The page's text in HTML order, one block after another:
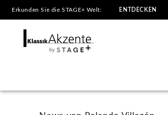
Rolando
Villazón
Neuigkeiten
Erkunden Sie die STAGE+ Welt: ENTDECKEN